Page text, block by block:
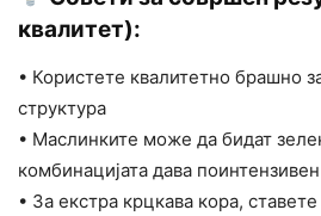
квалитет):
• Користете квалитетно брашно
структура
• Маслинките може да бидат
комбинацијата дава
• За екстра крцкава кора,